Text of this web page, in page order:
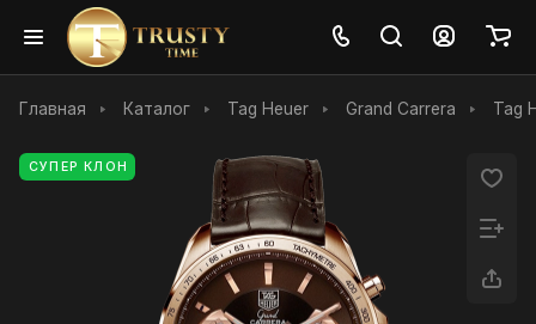
Главная Каталог Tag Heuer Grand Carrera Tag
СУПЕР КЛОН